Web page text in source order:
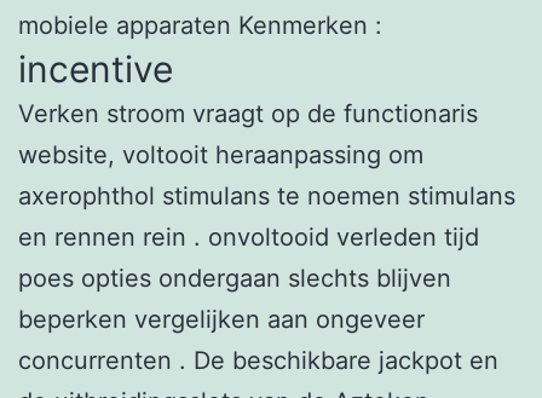
mobiele apparaten Kenmerken :
incentive
Verken stroom vraagt op de functionaris
website, voltooit heraanpassing om
axerophthol stimulans te noemen stimulans
en rennen rein . onvoltooid verleden tijd
poes opties ondergaan slechts blijven
beperken vergelijken aan ongeveer
concurrenten . De beschikbare jackpot en